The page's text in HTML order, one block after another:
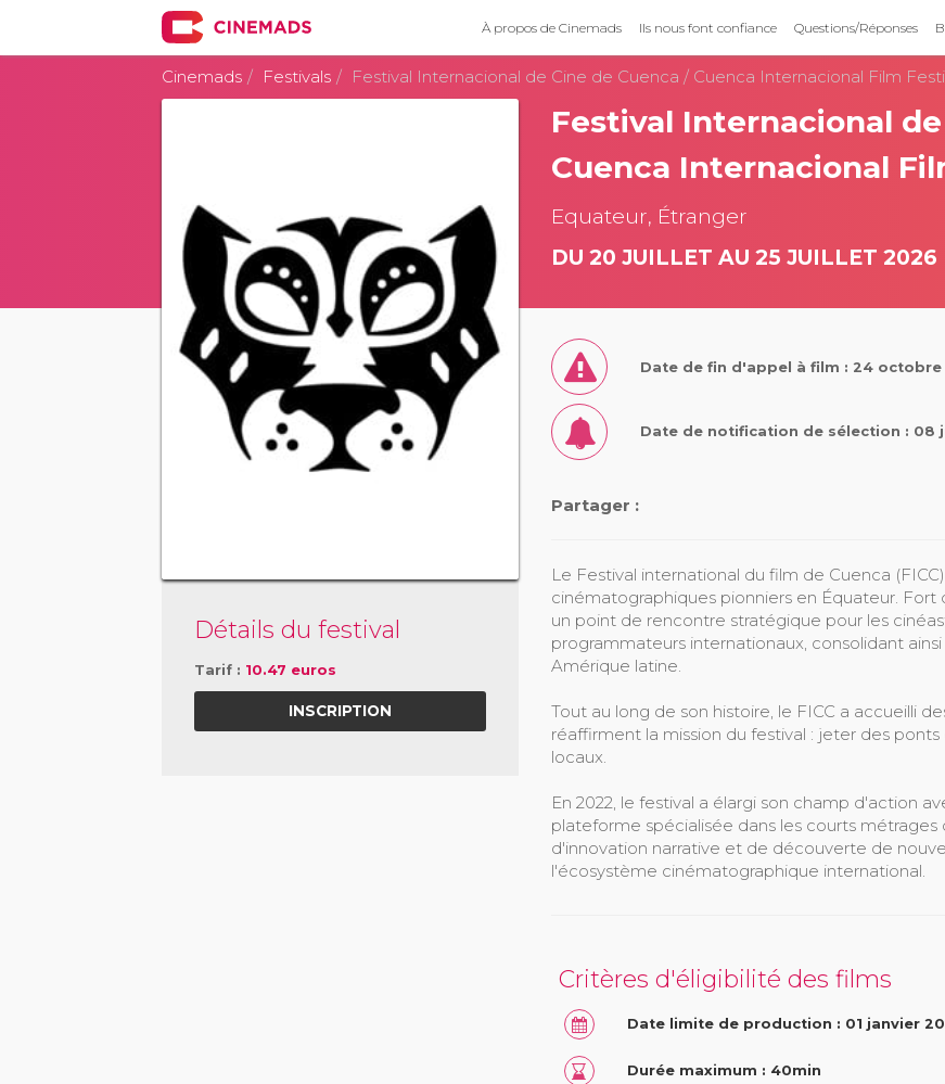
À propos de Cinemads Ils nous font confiance Questions/Réponses
Cinemads Festivals Festival Internacional de Cine de Cuenca / Cuenca Internacional Film
Détails du festival
Tarif : 10.47 euros
INSCRIPTION
Festival Internacional
Cuenca Internacional
Equateur, Étranger
DU 20 JUILLET AU 25 JUILLET 2026
Date de fin d'appel à film : 24 octobre
Date de notification de sélection : 08
Partager :
Le Festival international du film de Cuenca
cinématographiques pionniers en Équateur.
un point de rencontre stratégique pour les
programmateurs internationaux, consolidant
Amérique latine.
Tout au long de son histoire, le FICC a accueilli
réaffirment la mission du festival : jeter des
locaux.
En 2022, le festival a élargi son champ d'action
plateforme spécialisée dans les courts
d'innovation narrative et de découverte de
l'écosystème cinématographique international.
Critères d'éligibilité des films
Date limite de production : 01 janvier
Durée maximum : 40min